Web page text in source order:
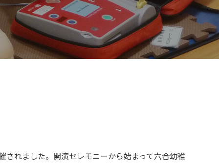
れました。開演セレモニーから始まって六合幼稚